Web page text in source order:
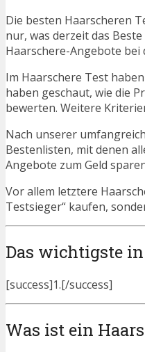
Die besten Haarscheren
nur, was derzeit das
Haarschere-Angebote
Im Haarschere Test
haben geschaut, wie die
bewerten. Weitere
Nach unserer
Bestenlisten, mit denen
Angebote zum Geld
Vor allem letztere
Testsieger“ kaufen,
Das wichtigste
[success]1.[/success]
Was ist ein